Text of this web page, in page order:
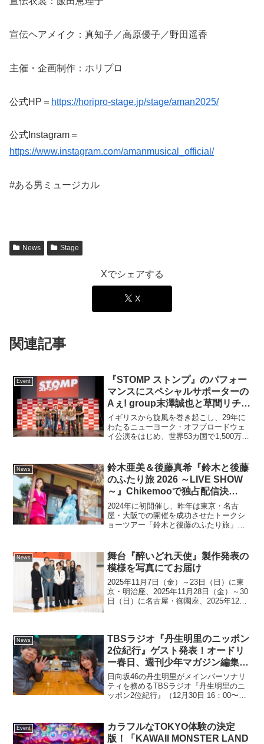
宣伝ヘアメイク：真知子／高原優子／野田遥香
主催・企画制作：ホリプロ
公式HP＝ https://horipro-stage.jp/stage/aman2025/
公式Instagram＝
https://www.instagram.com/amanmusical_official/
#ある男ミュージカル
News Stage
Xでシェアする
X
関連記事
Event
『STOMP ストンプ』のパフォー
マンスにスペシャルサポーターの
Aぇ! group末澤誠也と草間リチャ
ード敬太が興奮!!「ワクワクが止
まらない」記者発表会開催
イギリスから旋風を巻き起こし、29年に
わたるニューヨーク・オフブロードウェ
イ公演をはじめ、世界53カ国で1,500万人
groupの末澤誠也と草間リチャード敬太
が...
News
鈴木亜美＆後藤真希『鈴木と後藤
のふたり旅 2026 ～LIVE SHOW
～』Chikemooで独占配信決
定！“推しカメラ”映像でLIVEが
楽しめる！～直筆サイン入りポス
トカードが当たるキャンペーンも
2024年に初開催し、昨年は東京・名古
屋・大阪での開催を成功させたトークシ
ョーツアー「鈴木と後藤のふたり旅」。3
し、ライブをメインとした内容へパワー
アップし...
News
舞台『醉いどれ天使』製作発表の
模様を写真にてお届け
2025年11月7日（金）～23日（日）に東
京・明治座、2025年11月28日（金）～30
日（日）に名古屋・御園座、2025年12月
News
TBSラジオ『丹生明里のニッポン
2位紀行』ゲスト発表！オードリ
ー春日、週刊少年マガジン編集者
が出演
日向坂46の丹生明里がメインパーソナリ
ティを務めるTBSラジオ『丹生明里のニ
ッポン2位紀行』（12月30日 16：00〜）
が出演することが発表された。この番組
は、グルー...
Event
カラフルなTOKYO体験の決定
版！「KAWAII MONSTER LAND